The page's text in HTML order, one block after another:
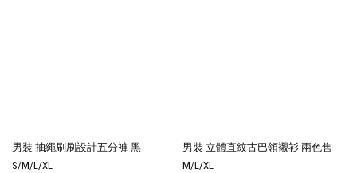
男裝 抽繩刷刷設計五分褲-黑
S/M/L/XL
男裝 立體直紋古巴領襯衫 兩色售
M/L/XL